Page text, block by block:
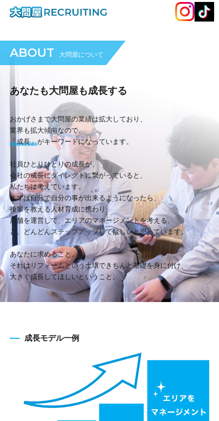
ABOUT 大問屋について
あなたも大問屋も成長する
おかげさまで大問屋の業績は拡大しており、
業界も拡大傾向なので、
「成長」がキーワードになっています。
社員ひとりひとりの成長が、
会社の成長にダイレクトに繋がっていると、
私たちは考えています。
まずは自分で自分の事が出来るようになったら、
後輩を教える人材育成に携わり、
店舗を運営して、エリアのマネージメントを考える。
と、どんどんステップアップして欲しいと思っています。
あなたに求めること。
それはリフォームという土壌できちんと基礎を身に付け、
大きく成長してほしいということ。
成長モデル一例